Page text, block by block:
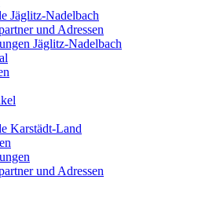
Jäglitz-Nadelbach
und Adressen
Jäglitz-Nadelbach
Karstädt-Land
und Adressen